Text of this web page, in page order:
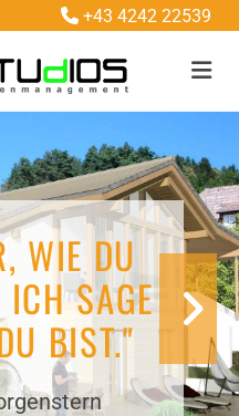
 +43 4242 22539
WIE DU
SAGE
BIST."